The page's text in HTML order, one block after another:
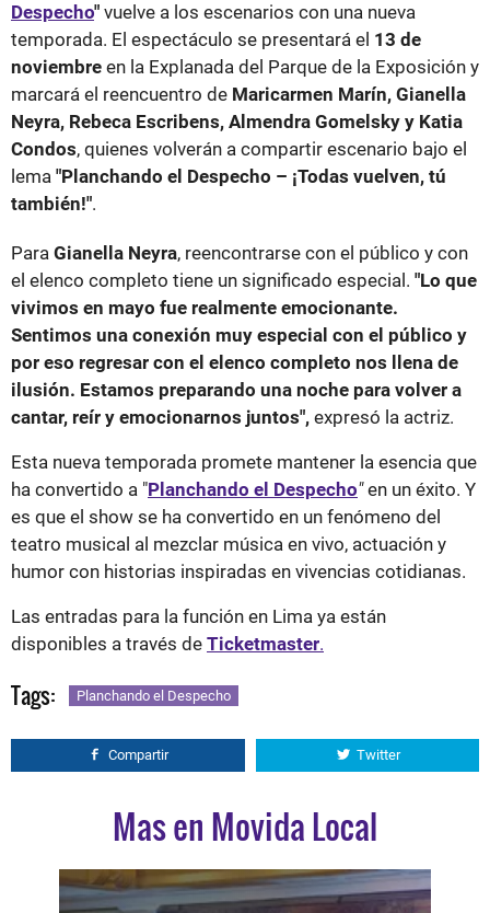
Despecho" vuelve a los escenarios con una nueva
temporada. El espectáculo se presentará el 13 de
noviembre en la Explanada del Parque de la Exposición y
marcará el reencuentro de Maricarmen Marín, Gianella
Neyra, Rebeca Escribens, Almendra Gomelsky y Katia
Condos, quienes volverán a compartir escenario bajo el
lema "Planchando el Despecho – ¡Todas vuelven, tú
también!".
Para Gianella Neyra, reencontrarse con el público y con
el elenco completo tiene un significado especial. "Lo que
vivimos en mayo fue realmente emocionante.
Sentimos una conexión muy especial con el público y
por eso regresar con el elenco completo nos llena de
ilusión. Estamos preparando una noche para volver a
cantar, reír y emocionarnos juntos", expresó la actriz.
Esta nueva temporada promete mantener la esencia que
ha convertido a "Planchando el Despecho"en un éxito. Y
es que el show se ha convertido en un fenómeno del
teatro musical al mezclar música en vivo, actuación y
humor con historias inspiradas en vivencias cotidianas.
Las entradas para la función en Lima ya están
disponibles a través de Ticketmaster.
Tags: Planchando el Despecho
Compartir Twitter
Mas en Movida Local